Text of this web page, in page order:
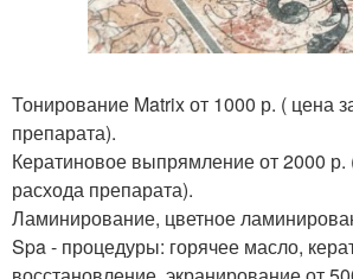
Тонирование Matrix от 1000 р. ( цена
препарата).
Кератиновое выпрямление от 2000 р.
расхода препарата).
Ламинирование, цветное
Spa - процедуры: горячее масло,